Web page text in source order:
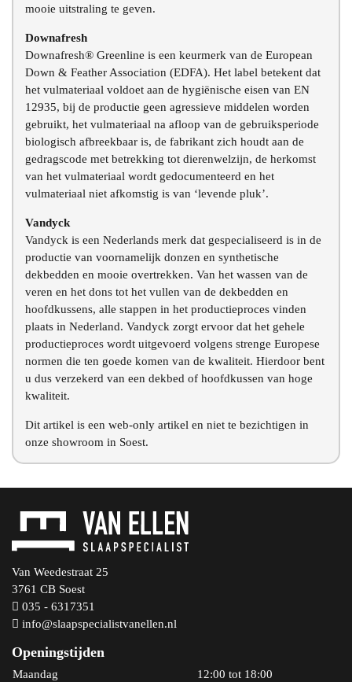
mooie uitstraling te geven.
Downafresh
Downafresh® Greenline is een keurmerk van de European
Down & Feather Association (EDFA). Het label betekent dat
het vulmateriaal voldoet aan de hygiënische eisen van EN
12935, bij de productie geen agressieve middelen worden
gebruikt, het vulmateriaal na afloop van de gebruiksperiode
biologisch afbreekbaar is, de fabrikant zich houdt aan de
gedragscode met betrekking tot dierenwelzijn, de herkomst
van het vulmateriaal wordt gedocumenteerd en het
vulmateriaal niet afkomstig is van ‘levende pluk’.
Vandyck
Vandyck is een Nederlands merk dat gespecialiseerd is in de
productie van voornamelijk donzen en synthetische
dekbedden en mooie overtrekken. Van het wassen van de
veren en het dons tot het vullen van de dekbedden en
hoofdkussens, alle stappen in het productieproces vinden
plaats in Nederland. Vandyck zorgt ervoor dat het gehele
productieproces wordt uitgevoerd volgens strenge Europese
normen die ten goede komen van de kwaliteit. Hierdoor bent
u dus verzekerd van een dekbed of hoofdkussen van hoge
kwaliteit.
Dit artikel is een web-only artikel en niet te bezichtigen in
onze showroom in Soest.
Van Weedestraat 25
3761 CB Soest
035 - 6317351
info@slaapspecialistvanellen.nl
Openingstijden
Maandag
12:00 tot 18:00